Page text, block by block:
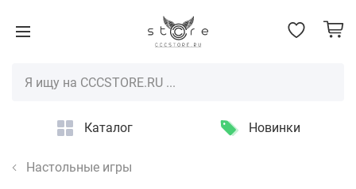
Каталог Новинки
Настольные игры